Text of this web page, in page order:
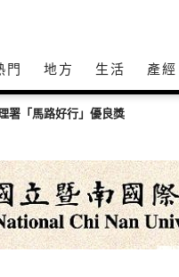
門 地方 生活 產經